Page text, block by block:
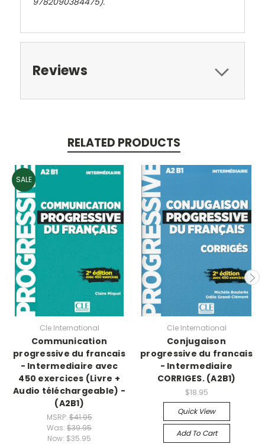
Reviews
RELATED PRODUCTS
SALE
Cle International
Communication
progressive du francais
- Intermediaire avec
450 exercices (Livre +
Audio téléchargeable) -
(A2B1)
MSRP:$41.95
Was: $39.95
Now: $35.95
Cle International
Conjugaison
progressive du francais
- Intermediaire
CORRIGES. (A2B1)
$18.95
Quick View
Add To Cart